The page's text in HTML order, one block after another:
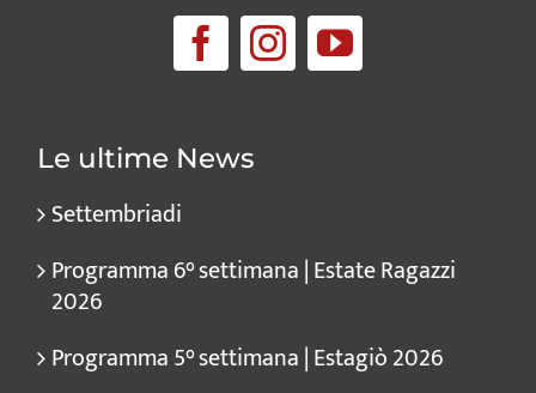
Le ultime News
Settembriadi
Programma 6° settimana | Estate Ragazzi
2026
Programma 5° settimana | Estagiò 2026